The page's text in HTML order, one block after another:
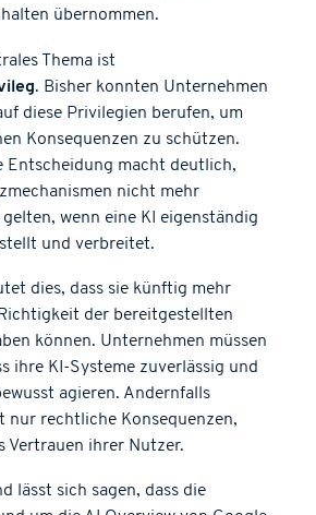
übernommen.
Thema ist
. Bisher konnten Unternehmen
diese Privilegien berufen, um
Konsequenzen zu schützen.
Entscheidung macht deutlich,
nicht mehr
wenn eine KI eigenständig
und verbreitet.
dies, dass sie künftig mehr
der bereitgestellten
können. Unternehmen müssen
ihre KI-Systeme zuverlässig und
agieren. Andernfalls
nur rechtliche Konsequenzen,
Vertrauen ihrer Nutzer.
lässt sich sagen, dass die